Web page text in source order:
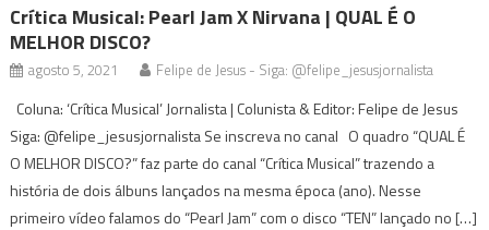
Crítica Musical: Pearl Jam X Nirvana | QUAL É O
MELHOR DISCO?
agosto 5, 2021 Felipe de Jesus - Siga: @felipe_jesusjornalista
Coluna: ‘Crítica Musical’ Jornalista | Colunista & Editor: Felipe de Jesus
Siga: @felipe_jesusjornalista Se inscreva no canal O quadro “QUAL É
O MELHOR DISCO?” faz parte do canal “Crítica Musical” trazendo a
história de dois álbuns lançados na mesma época (ano). Nesse
primeiro vídeo falamos do “Pearl Jam” com o disco “TEN” lançado no […]